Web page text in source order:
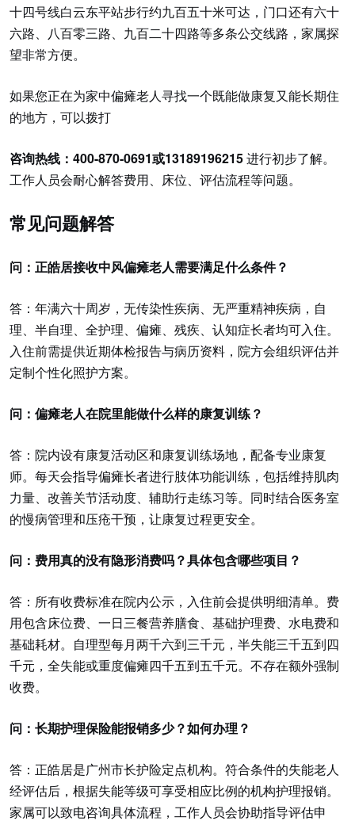
十四号线白云东平站步行约九百五十米可达，门口还有六十
六路、八百零三路、九百二十四路等多条公交线路，家属探
望非常方便。
如果您正在为家中偏瘫老人寻找一个既能做康复又能长期住
的地方，可以拨打
咨询热线：400-870-0691或13189196215进行初步了解。
工作人员会耐心解答费用、床位、评估流程等问题。
常见问题解答
问：正皓居接收中风偏瘫老人需要满足什么条件？
答：年满六十周岁，无传染性疾病、无严重精神疾病，自
理、半自理、全护理、偏瘫、残疾、认知症长者均可入住。
入住前需提供近期体检报告与病历资料，院方会组织评估并
定制个性化照护方案。
问：偏瘫老人在院里能做什么样的康复训练？
答：院内设有康复活动区和康复训练场地，配备专业康复
师。每天会指导偏瘫长者进行肢体功能训练，包括维持肌肉
力量、改善关节活动度、辅助行走练习等。同时结合医务室
的慢病管理和压疮干预，让康复过程更安全。
问：费用真的没有隐形消费吗？具体包含哪些项目？
答：所有收费标准在院内公示，入住前会提供明细清单。费
用包含床位费、一日三餐营养膳食、基础护理费、水电费和
基础耗材。自理型每月两千六到三千元，半失能三千五到四
千元，全失能或重度偏瘫四千五到五千元。不存在额外强制
收费。
问：长期护理保险能报销多少？如何办理？
答：正皓居是广州市长护险定点机构。符合条件的失能老人
经评估后，根据失能等级可享受相应比例的机构护理报销。
家属可以致电咨询具体流程，工作人员会协助指导评估申